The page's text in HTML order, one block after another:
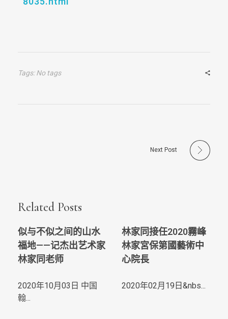
Tags: No tags
Next Post
Related Posts
似与不似之间的山水
福地——记杰出艺术家
林家同老师
2020年10月03日 中国
翰...
林家同接任2020霧峰
林家宮保第國藝術中
心院長
2020年02月19日&nbs...